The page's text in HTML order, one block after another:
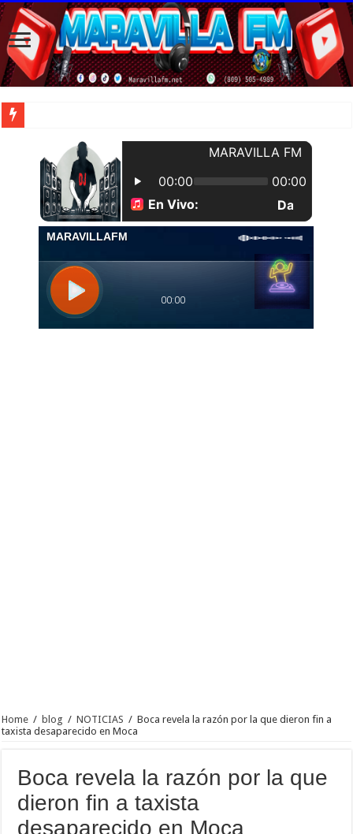
Home / blog / NOTICIAS / Boca revela la razón por la que dieron fin a
taxista desaparecido en Moca
Boca revela la razón por la que
dieron fin a taxista
desaparecido en Moca